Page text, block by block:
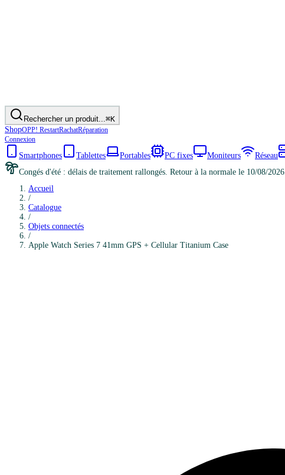
Rechercher un produit... ⌘K
ShopOPP! RestartRachatRéparation
Connexion
Smartphones Tablettes Portables PC fixes Moniteurs Réseau
Congés d'été : délais de traitement rallongés. Retour à la normale le 10/08/2026.
Accueil
/
Catalogue
/
Objets connectés
/
Apple Watch Series 7 41mm GPS + Cellular Titanium Case